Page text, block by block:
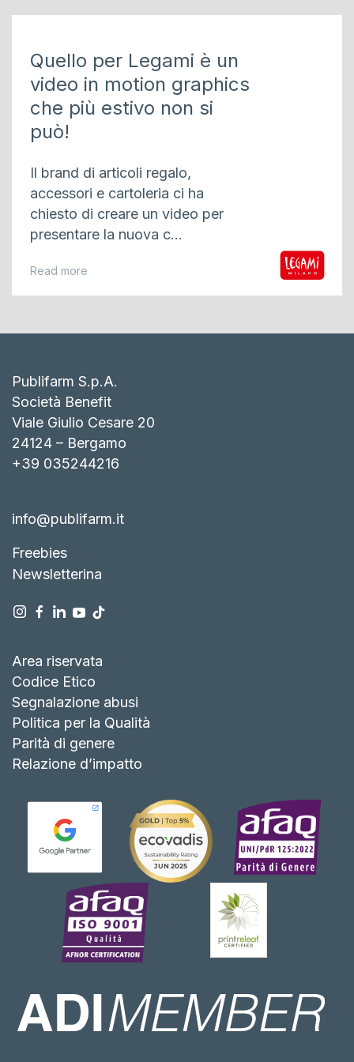
Quello per Legami è un
video in motion graphics
che più estivo non si
può!
Il brand di articoli regalo,
accessori e cartoleria ci ha
chiesto di creare un video per
presentare la nuova c...
Read more
Publifarm S.p.A.
Società Benefit
Viale Giulio Cesare 20
24124 – Bergamo
+39 035244216
info@publifarm.it
Freebies
Newsletterina
Area riservata
Codice Etico
Segnalazione abusi
Politica per la Qualità
Parità di genere
Relazione d’impatto